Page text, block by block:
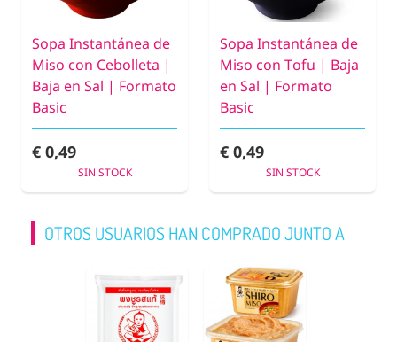
Sopa Instantánea de
Miso con Cebolleta |
Baja en Sal | Formato
Basic
€ 0,49
SIN STOCK
Sopa Instantánea de
Miso con Tofu | Baja
en Sal | Formato
Basic
€ 0,49
SIN STOCK
OTROS USUARIOS HAN COMPRADO JUNTO A